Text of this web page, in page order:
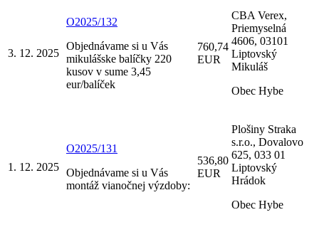
3. 12. 2025
O2025/132
Objednávame si u Vás
mikulášske balíčky 220
kusov v sume 3,45
eur/balíček
760,74
EUR
CBA Verex,
Priemyselná
4606, 03101
Liptovský
Mikuláš
Obec Hybe
1. 12. 2025
O2025/131
Objednávame si u Vás
montáž vianočnej výzdoby:
536,80
EUR
Plošiny Straka
s.r.o., Dovalovo
625, 033 01
Liptovský
Hrádok
Obec Hybe